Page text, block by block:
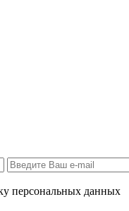
персональных данных